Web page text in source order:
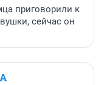
приговорили к
сейчас он